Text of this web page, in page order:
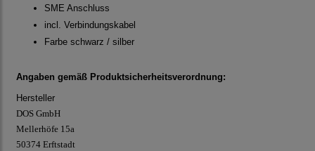
SME Anschluss
incl. Verbindungskabel
Farbe schwarz / silber
Angaben gemäß Produktsicherheitsverordnung:
Hersteller
DOS GmbH
Mellerhöfe 15a
50374 Erftstadt